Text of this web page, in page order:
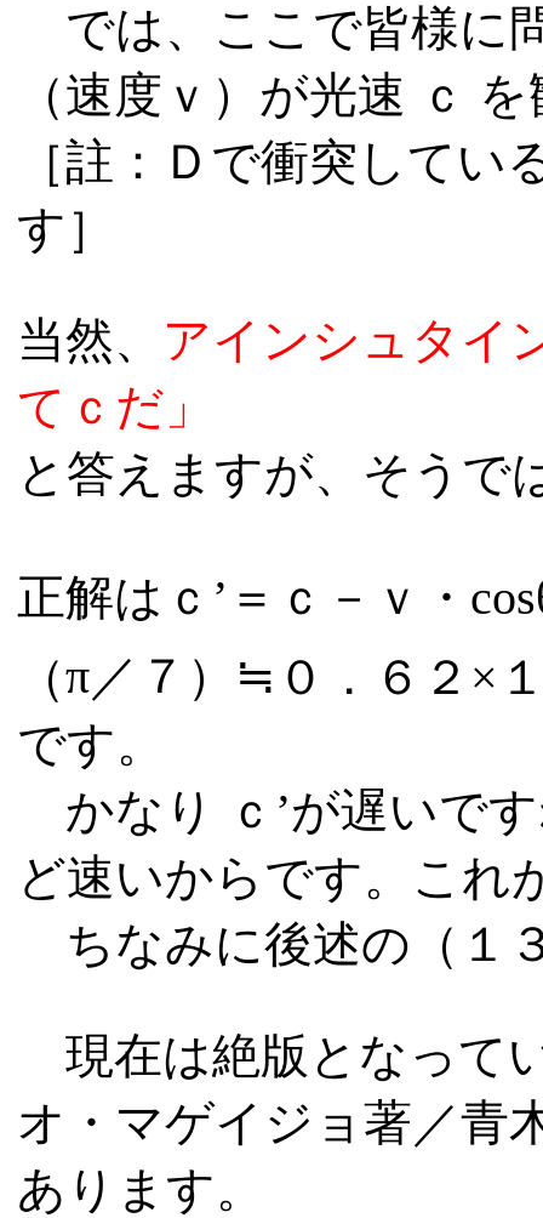
では、ここで皆様に
（速度 ｖ ）が光速 ｃ
［註： Ｄ で衝突してい
す］
当然、 アインシュタイ
て ｃ だ」
と答えますが、そうで
正解は ｃ’＝ｃ－ｖ・
（π／７） ≒ ０．６２×
です。
かなり
ｃ’が遅いで
ど速いからです。これ
ちなみに後述の（１
現在は絶版となって
オ・マゲイジョ著／青
あります。